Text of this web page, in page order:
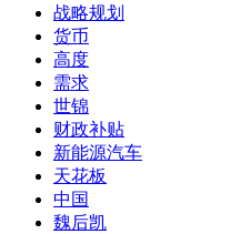
战略规划
货币
高度
需求
世锦
财政补贴
新能源汽车
天花板
中国
魏后凯